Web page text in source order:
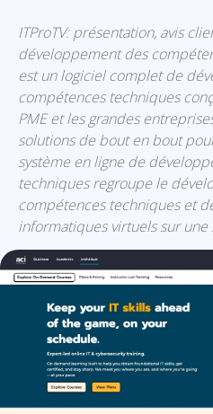
ITProTV: présentation, avis
développement des
est un logiciel complet de
compétences techniques
PME et les grandes
solutions de bout en bout
système en ligne de
techniques regroupe le
compétences techniques et
informatiques virtuels sur